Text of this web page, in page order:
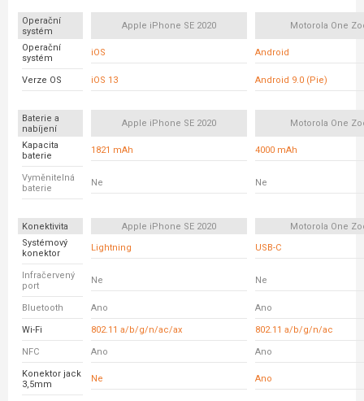
Operační
systém
Apple iPhone SE 2020 Motorola One
Operační
systém
iOS Android
Verze OS iOS 13 Android 9.0 (Pie)
Baterie a
nabíjení
Apple iPhone SE 2020 Motorola One
Kapacita
baterie
1821 mAh 4000 mAh
Vyměnitelná
baterie
Ne Ne
Konektivita Apple iPhone SE 2020
Motorola One
Systémový
konektor
Lightning USB-C
Infračervený
port
Ne Ne
Bluetooth Ano Ano
Wi-Fi 802.11 a/b/g/n/ac/ax 802.11 a/b/g/n/ac
NFC Ano Ano
Konektor jack
3,5mm
Ne Ano